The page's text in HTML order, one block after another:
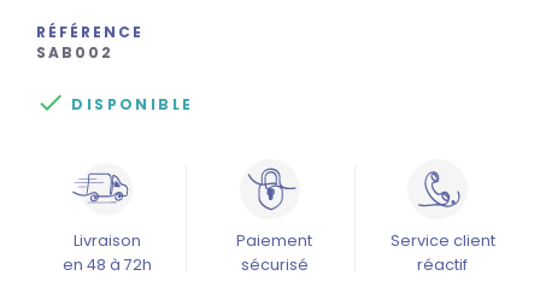
RÉFÉRENCE
SAB002
 DISPONIBLE
Livraison
en 48 à 72h
Paiement
sécurisé
Service client
réactif